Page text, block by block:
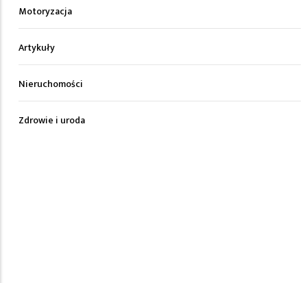
Motoryzacja
Artykuły
Nieruchomości
Zdrowie i uroda